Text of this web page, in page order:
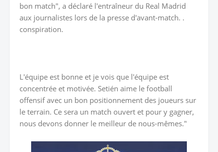
bon match", a déclaré l'entraîneur du Real Madrid
aux journalistes lors de la presse d'avant-match. .
conspiration.
L'équipe est bonne et je vois que l'équipe est
concentrée et motivée. Setién aime le football
offensif avec un bon positionnement des joueurs sur
le terrain. Ce sera un match ouvert et pour y gagner,
nous devons donner le meilleur de nous-mêmes."